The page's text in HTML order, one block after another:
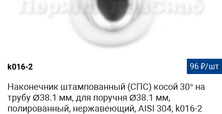
k016-2 96 ₽/шт
Наконечник штампованный (СПС) косой 30° на
трубу Ø38.1 мм, для поручня Ø38.1 мм,
полированный, нержавеющий, AISI 304, k016-2